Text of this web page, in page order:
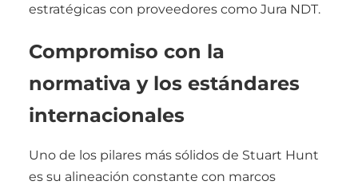
estratégicas con proveedores como Jura NDT.
Compromiso con la
normativa y los estándares
internacionales
Uno de los pilares más sólidos de Stuart Hunt
es su alineación constante con marcos